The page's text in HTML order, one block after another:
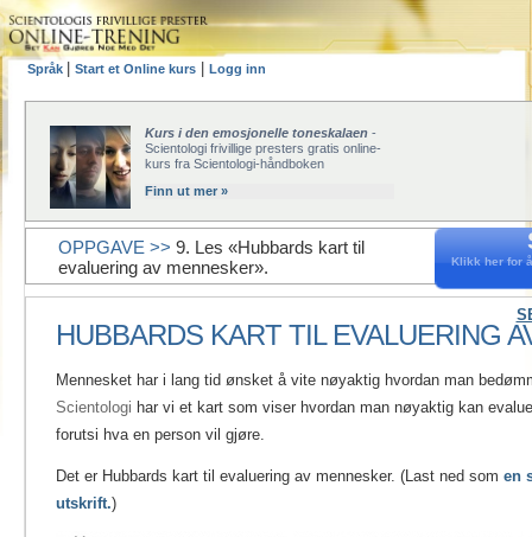
Språk Start et Online kurs Logg inn
Kurs i den emosjonelle toneskalaen -
Scientologi frivillige presters gratis online-
kurs fra Scientologi-håndboken
Finn ut mer »
Klikk her for
OPPGAVE >> 9. Les «Hubbards kart til
evaluering av mennesker».
HUBBARDS KART TIL EVALUERING
Mennesket har i lang tid ønsket å vite nøyaktig hvordan man
Scientologi har vi et kart som viser hvordan man nøyaktig kan
forutsi hva en person vil gjøre.
Det er Hubbards kart til evaluering av mennesker. (Last ned som en
utskrift.)